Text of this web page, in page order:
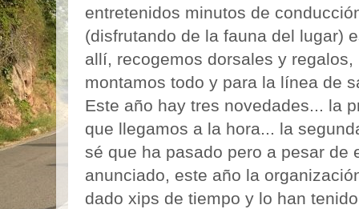
entretenidos minutos de
(disfrutando de la fauna del lugar)
allí, recogemos dorsales y regalos,
montamos todo y para la línea de
Este año hay tres novedades... la
que llegamos a la hora... la
sé que ha pasado pero a pesar de
anunciado, este año la
dado xips de tiempo y lo han